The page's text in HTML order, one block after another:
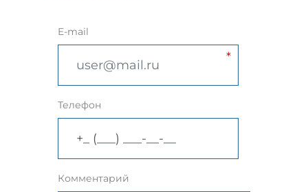
E-mail
Телефон
Комментарий